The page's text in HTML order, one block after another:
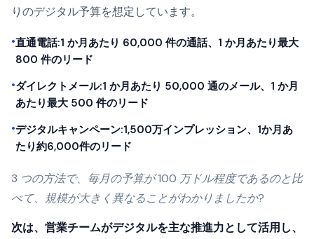
りのデジタル予算を想定しています。
•直通電話:1 か月あたり 60,000 件の通話、1 か月あたり最大
800 件のリード
•ダイレクトメール:1 か月あたり 50,000 通のメール、1 か月
あたり最大 500 件のリード
•デジタルキャンペーン:1,500万インプレッション、1か月あ
たり約6,000件のリード
3 つの方法で、毎月の予算が 100 万ドル程度であるのと比
べて、規模が大きく異なることがわかりましたか?
次は、営業チームがデジタルを主な推進力として活用し、